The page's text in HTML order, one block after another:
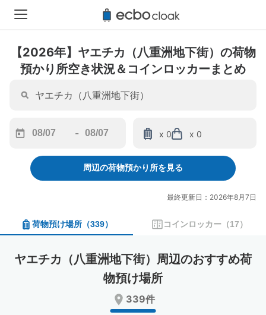
【2026年】ヤエチカ（八重洲地下街）の荷物
預かり所空き状況＆コインロッカーまとめ
forward
interact
calendar
and
a
date.
-
backward
to
interact
and
a
date.
Press
question
x 0 x 0
周辺の荷物預かり所を見る
最終更新日：2026年8月7日
荷物預け場所 （339） コインロッカー （17）
ヤエチカ（八重洲地下街）周辺のおすすめ荷
物預け場所
339件